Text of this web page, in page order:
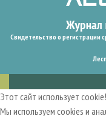
Свидетельство о
Этот сайт использует
Мы используем cookies и